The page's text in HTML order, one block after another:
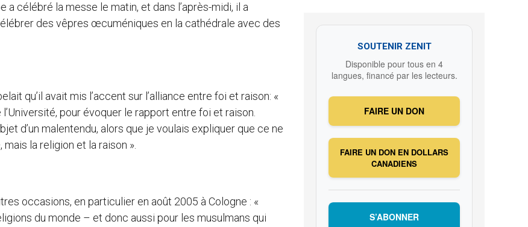
a célébré la messe le matin, et dans l’après-midi, il a
des vêpres œcuméniques en la cathédrale avec des
qu’il avait mis l’accent sur l’alliance entre foi et raison: «
pour évoquer le rapport entre foi et raison.
d’un malentendu, alors que je voulais expliquer que ce ne
la religion et la raison ».
occasions, en particulier en août 2005 à Cologne : «
du monde – et donc aussi pour les musulmans qui
SOUTENIR ZENIT
Disponible pour tous en 4
langues, financé par les lecteurs.
FAIRE UN DON
FAIRE UN DON EN DOLLARS
CANADIENS
S’ABONNER